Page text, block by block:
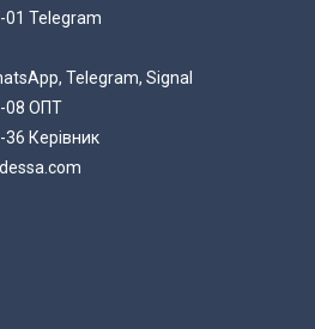
Telegram
Telegram, Signal
08 ОПТ
Керівник